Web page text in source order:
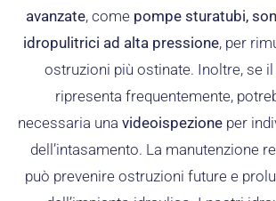
avanzate, come pompe sturatubi,
idropulitrici ad alta pressione, per
ostruzioni più ostinate. Inoltre, se
ripresenta frequentemente,
necessaria una videoispezione per
dell’intasamento. La manutenzione
può prevenire ostruzioni future e